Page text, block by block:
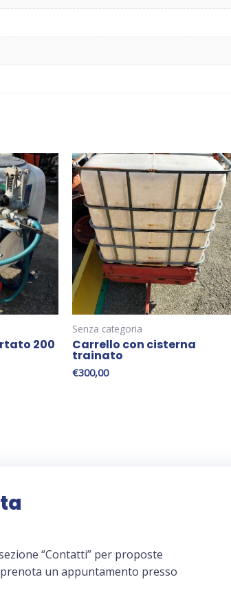
200
Senza categoria
Carrello con cisterna
trainato
€300,00
“Contatti” per proposte
un appuntamento presso